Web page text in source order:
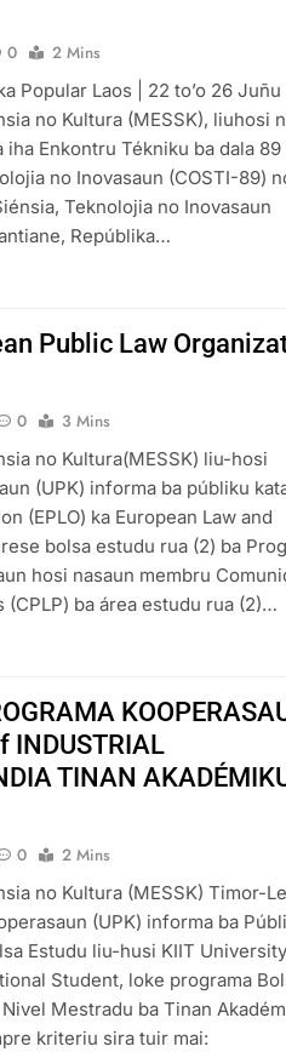
0
2 Mins
Popular Laos | 22 to’o 26
no Kultura (MESSK), liuhosi
iha Enkontru Tékniku ba dala 89
no Inovasaun (COSTI-89)
Teknolojia no Inovasaun
Repúblika…
Public Law
0
3 Mins
no Kultura(MESSK) liu-hosi
(UPK) informa ba públiku
(EPLO) ka European Law and
bolsa estudu rua (2) ba
hosi nasaun membru
ba área estudu rua (2)…
INDUSTRIAL
TINAN
0
2 Mins
no Kultura (MESSK) Timor-
(UPK) informa ba
Estudu liu-husi KIIT
Student, loke programa
Mestradu ba Tinan
kriteriu sira tuir mai: